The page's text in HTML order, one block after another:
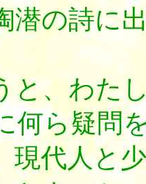
潜の詩に
わたし
何ら疑問
現代人と